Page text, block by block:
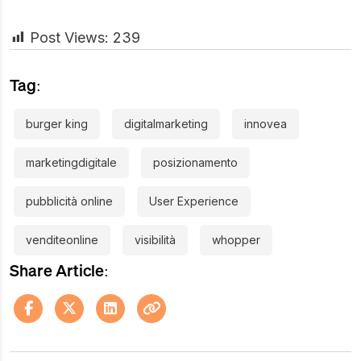
Post Views: 239
Tag:
burger king digitalmarketing innovea
marketingdigitale posizionamento
pubblicità online User Experience
venditeonline visibilità whopper
Share Article: